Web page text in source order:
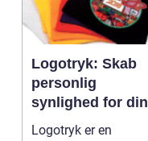
Logotryk: Skab
personlig
synlighed for din
virksomhed
Logotryk er en